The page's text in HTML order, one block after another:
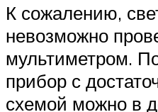
К сожалению,
невозможно
мультиметром.
прибор с
схемой можно в